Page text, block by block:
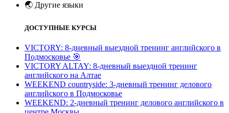
🌏 Другие языки
ДОСТУПНЫЕ КУРСЫ
VICTORY: 8-дневный выездной тренинг английского в
Подмосковье 🎯
VICTORY ALTAY: 8-дневный выездной тренинг
английского на Алтае
WEEKEND countryside: 3-дневный тренинг делового
английского в Подмосковье
WEEKEND: 2-дневный тренинг делового английского в